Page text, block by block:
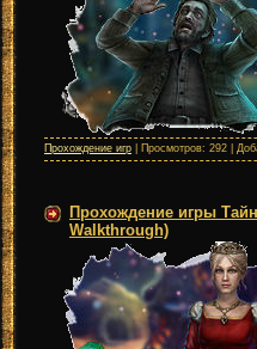
Прохождение игр | Просмотров: 292 |
Прохождение игры
Walkthrough)